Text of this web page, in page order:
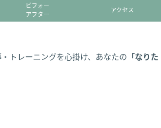
ビフォー
アフター
アクセス
トレーニングを心掛け、あなたの 「なりた